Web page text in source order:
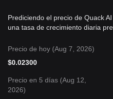
Prediciendo el precio de Quack
una tasa de crecimiento diaria
Precio de hoy (Aug 7, 2026)
$0.02300
Precio en 5 días (Aug 12,
2026)